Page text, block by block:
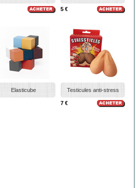
5 €
Elasticube Testicules anti-stress
7 €